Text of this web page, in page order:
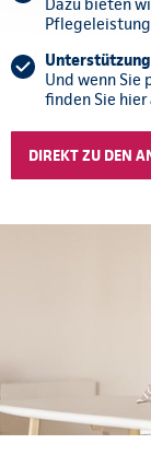
Dazu bieten
Und wenn
finden Sie
DIREKT ZU DEN